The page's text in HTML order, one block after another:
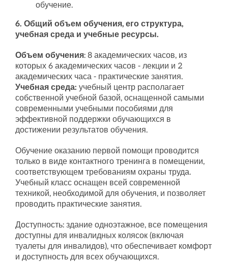
обучение.
6. Общий объем обучения, его структура,
учебная среда и учебные ресурсы.
Объем обучения: 8 академических часов, из
которых 6 академических часов - лекции и 2
академических часа - практические занятия.
Учебная среда: учебный центр располагает
собственной учебной базой, оснащенной самыми
современными учебными пособиями для
эффективной поддержки обучающихся в
достижении результатов обучения.
Обучение оказанию первой помощи проводится
только в виде контактного тренинга в помещении,
соответствующем требованиям охраны труда.
Учебный класс оснащен всей современной
техникой, необходимой для обучения, и позволяет
проводить практические занятия.
Доступность: здание одноэтажное, все помещения
доступны для инвалидных колясок (включая
туалеты для инвалидов), что обеспечивает комфорт
и доступность для всех обучающихся.